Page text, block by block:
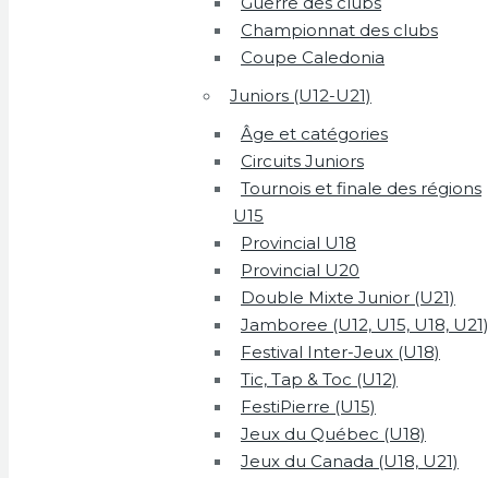
Championnat des clubs
Coupe Caledonia
Juniors (U12-U21)
Âge et catégories
Circuits Juniors
Tournois et finale des régions
U15
Provincial U18
Provincial U20
Double Mixte Junior (U21)
Jamboree (U12, U15, U18, U21)
Festival Inter-Jeux (U18)
Tic, Tap & Toc (U12)
FestiPierre (U15)
Jeux du Québec (U18)
Jeux du Canada (U18, U21)